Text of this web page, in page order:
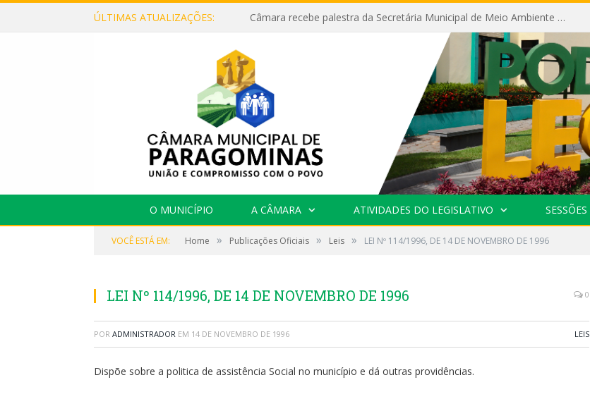
ÚLTIMAS ATUALIZAÇÕES: Câmara recebe palestra da Secretária Municipal de Meio Ambiente sobre as ações da “SEMANA DO MEIO AMBIENTE”
O MUNICÍPIO A CÂMARA ATIVIDADES DO LEGISLATIVO SESSÕES
VOCÊ ESTÁ EM: Home » Publicações Oficiais » Leis » LEI Nº 114/1996, DE 14 DE NOVEMBRO DE 1996
LEI Nº 114/1996, DE 14 DE NOVEMBRO DE 1996 0
POR ADMINISTRADOR EM 14 DE NOVEMBRO DE 1996 LEIS
Dispõe sobre a politica de assistência Social no município e dá outras providências.